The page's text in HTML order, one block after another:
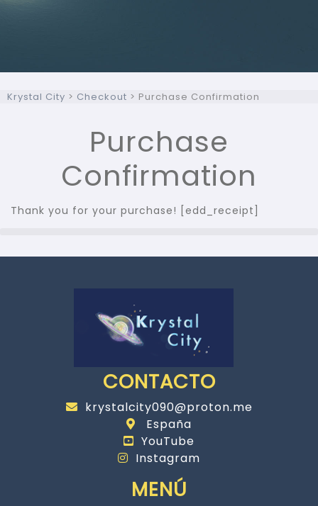
Krystal City > Checkout > Purchase Confirmation
Purchase
Confirmation
Thank you for your purchase! [edd_receipt]
CONTACTO
krystalcity090@proton.me
España
YouTube
Instagram
MENÚ